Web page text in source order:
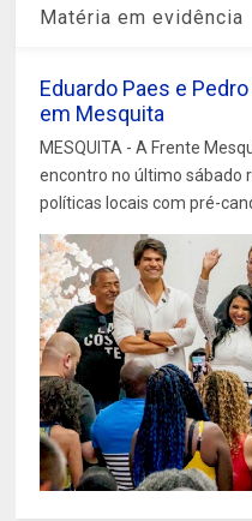
Matéria em evidência
Eduardo Paes e
em Mesquita
MESQUITA - A Frente
encontro no último sábado
políticas locais com pré-